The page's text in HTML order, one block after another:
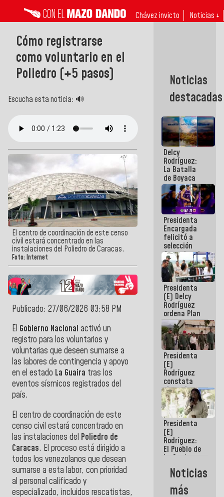
Chávez invicto Noticias ↓
Cómo registrarse
como voluntario en el
Poliedro (+5 pasos)
Escucha esta noticia: 🔊
El centro de coordinación de este censo
civil estará concentrado en las
instalaciones del Poliedro de Caracas.
Foto: Internet
Publicado: 27/06/2026 03:58 PM
El Gobierno Nacional activó un
registro para los voluntarios y
voluntarias que deseen sumarse a
las labores de contingencia y apoyo
en el estado La Guaira tras los
eventos sísmicos registrados del
país.
El centro de coordinación de este
censo civil estará concentrado en
las instalaciones del Poliedro de
Caracas. El proceso está dirigido a
todos los venezolanos que desean
sumarse a esta labor, con prioridad
al personal calificado y
especializado, incluidos rescatistas,
Noticias
destacadas
Delcy
Rodríguez:
La Batalla
de Boyaca
representa
un capítulo
decisivo en
la gesta
emancipadora
de nuestra
América
Presidenta
Encargada
felicitó a
selección
femenina de
baloncesto
por su
clasificación
a la
AmeriCup
2027
Presidenta
(E) Delcy
Rodríguez
ordena Plan
maestro de
desarrollo
logístico y
turístico
para La
Guaira
Presidenta
(E)
Rodríguez
constata
obras de
rehabilitación
de Escuela
Militar de
Mamo en La
Guaira
Presidenta
(E)
Rodríguez:
El Pueblo de
La Guaira
siempre
estará
acompañada
por el
Noticias
más